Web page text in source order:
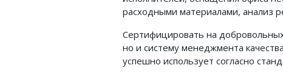
расходными материалами, анализ
Сертифицировать на
но и систему менеджмента
успешно использует согласно